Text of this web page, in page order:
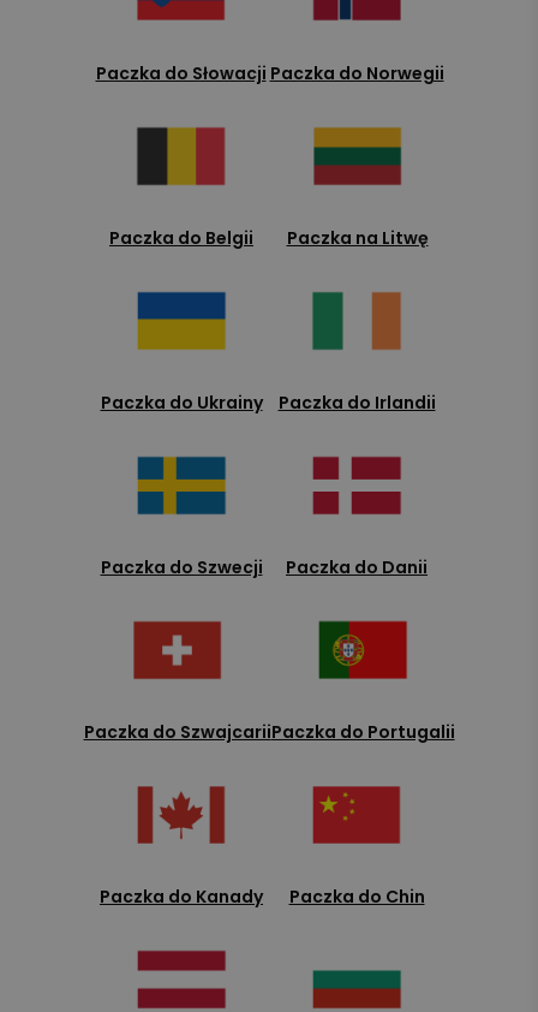
Paczka do Słowacji Paczka do Norwegii
Paczka do Belgii Paczka na Litwę
Paczka do Ukrainy Paczka do Irlandii
Paczka do Szwecji Paczka do Danii
Paczka do SzwajcariiPaczka do Portugalii
Paczka do Kanady Paczka do Chin